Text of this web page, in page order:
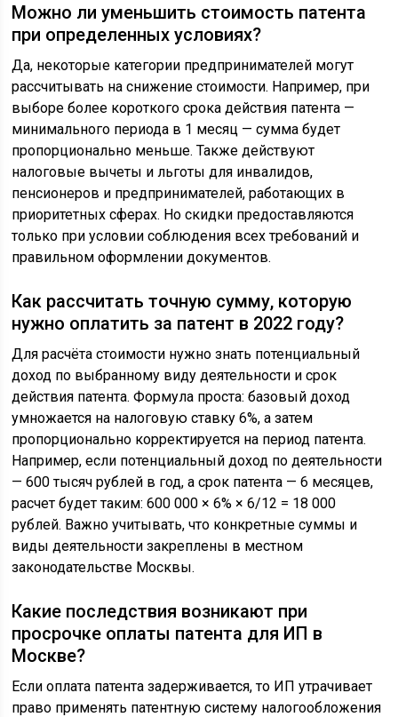
Можно ли уменьшить стоимость патента
при определенных условиях?
Да, некоторые категории предпринимателей могут
рассчитывать на снижение стоимости. Например, при
выборе более короткого срока действия патента —
минимального периода в 1 месяц — сумма будет
пропорционально меньше. Также действуют
налоговые вычеты и льготы для инвалидов,
пенсионеров и предпринимателей, работающих в
приоритетных сферах. Но скидки предоставляются
только при условии соблюдения всех требований и
правильном оформлении документов.
Как рассчитать точную сумму, которую
нужно оплатить за патент в 2022 году?
Для расчёта стоимости нужно знать потенциальный
доход по выбранному виду деятельности и срок
действия патента. Формула проста: базовый доход
умножается на налоговую ставку 6%, а затем
пропорционально корректируется на период патента.
Например, если потенциальный доход по деятельности
— 600 тысяч рублей в год, а срок патента — 6 месяцев,
расчет будет таким: 600 000 × 6% × 6/12 = 18 000
рублей. Важно учитывать, что конкретные суммы и
виды деятельности закреплены в местном
законодательстве Москвы.
Какие последствия возникают при
просрочке оплаты патента для ИП в
Москве?
Если оплата патента задерживается, то ИП утрачивает
право применять патентную систему налогообложения